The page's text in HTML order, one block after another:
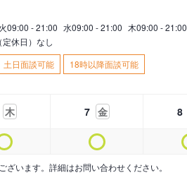
火09:00 - 21:00 水09:00 - 21:00 木09:00 - 21:00
（定休日）なし
土日面談可能 18時以降面談可能
木 7 金 8
います。詳細はお問い合わせください。